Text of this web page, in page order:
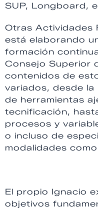
SUP, Longboard,
Otras Actividades
está elaborando
formación
Consejo Superior
contenidos de
variados, desde
de herramientas
tecnificación,
procesos y
o incluso de
modalidades
El propio Ignacio
objetivos